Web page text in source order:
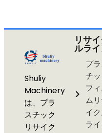
Shuliy
Machinery
は、プラ
スチック
リサイク
リサ
ルラ
プ
チッ
フ
ム
イ
ラ